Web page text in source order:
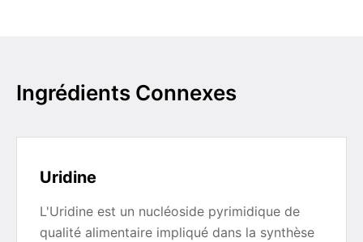
Ingrédients Connexes
Uridine
L'Uridine est un nucléoside pyrimidique de
qualité alimentaire impliqué dans la synthèse